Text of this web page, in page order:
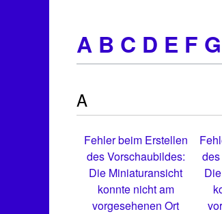
A B C D E F
A
Fehler beim Erstellen
des Vorschaubildes:
Die Miniaturansicht
konnte nicht am
vorgesehenen Ort